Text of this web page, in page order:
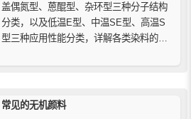
盖偶氮型、蒽醌型、杂环型三种分子结构
分类，以及低温E型、中温SE型、高温S
型三种应用性能分类，详解各类染料的特
者及学习者提供准确实用的参考。
常见的无机颜料